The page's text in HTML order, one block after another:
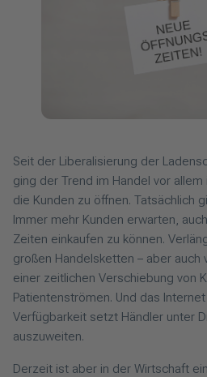
Seit der Liberalisierung der
ging der Trend im Handel vor
die Kunden zu öffnen. Tatsächlich
Immer mehr Kunden erwarten,
Zeiten einkaufen zu können.
großen Handelsketten – aber auch
einer zeitlichen Verschiebung von
Patientenströmen. Und das
Verfügbarkeit setzt Händler unter
auszuweiten.
Derzeit ist aber in der Wirtschaft